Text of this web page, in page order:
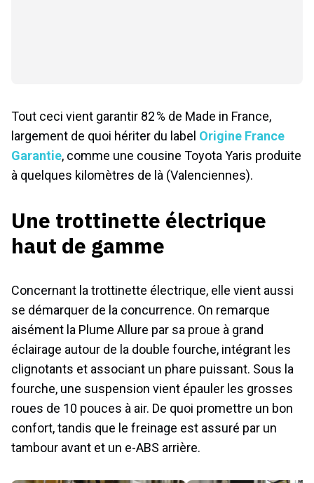
Tout ceci vient garantir 82 % de Made in France,
largement de quoi hériter du label Origine France
Garantie, comme une cousine Toyota Yaris produite
à quelques kilomètres de là (Valenciennes).
Une trottinette électrique
haut de gamme
Concernant la trottinette électrique, elle vient aussi
se démarquer de la concurrence. On remarque
aisément la Plume Allure par sa proue à grand
éclairage autour de la double fourche, intégrant les
clignotants et associant un phare puissant. Sous la
fourche, une suspension vient épauler les grosses
roues de 10 pouces à air. De quoi promettre un bon
confort, tandis que le freinage est assuré par un
tambour avant et un e-ABS arrière.